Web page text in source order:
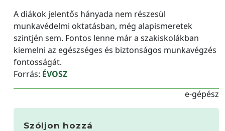
A diákok jelentős hányada nem részesül
munkavédelmi oktatásban, még alapismeretek
szintjén sem. Fontos lenne már a szakiskolákban
kiemelni az egészséges és biztonságos munkavégzés
fontosságát.
Forrás: ÉVOSZ
e-gépész
Szóljon hozzá